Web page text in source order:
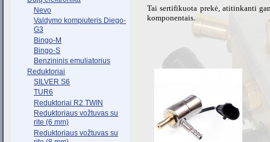
Nevo
Valdymo kompiuteris Diego-
G3
Bingo-M
Bingo-S
Benzininis emuliatorius
Reduktoriai
SILVER S6
TUR6
Reduktoriai R2 TWIN
Reduktoriaus vožtuvas su
rite (6 mm)
Reduktoriaus vožtuvas su
Tai sertifikuota prekė, atitinkanti
komponentais.